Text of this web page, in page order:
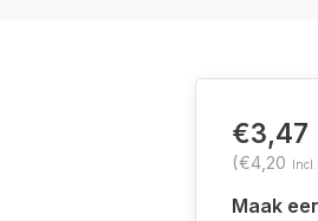
€3,47
(€4,20
Maak